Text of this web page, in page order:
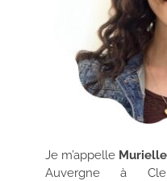
Je m’appelle Murielle
Auvergne à